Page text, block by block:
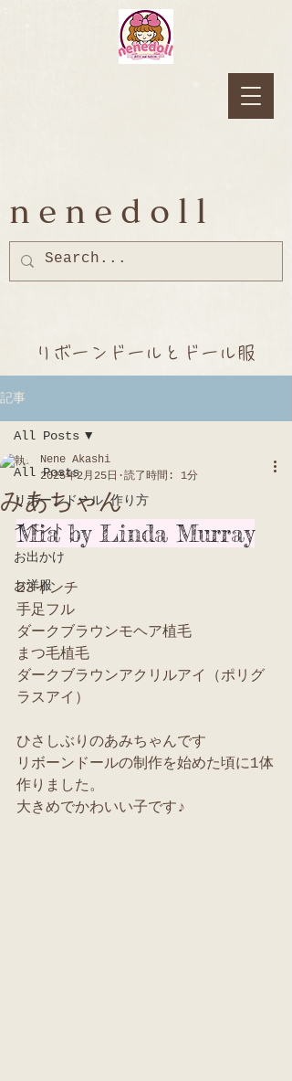
nenedoll
リボーンドールとドール服
記事
All Posts
リボーンドール 作り方
イベント
お出かけ
お洋服
All Posts
みあちゃん
Nene Akashi
2025年2月25日
読了時間: 1分
Mia by Linda Murray
23インチ
手足フル
ダークブラウンモヘア植毛
まつ毛植毛
ダークブラウンアクリルアイ（ポリグ
ラスアイ）
ひさしぶりのあみちゃんです
リボーンドールの制作を始めた頃に1体
作りました。
大きめでかわいい子です♪